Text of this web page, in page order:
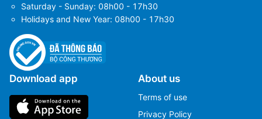
Saturday - Sunday: 08h00 - 17h30
Holidays and New Year: 08h00 - 17h30
Download app About us
Terms of use
Privacy Policy